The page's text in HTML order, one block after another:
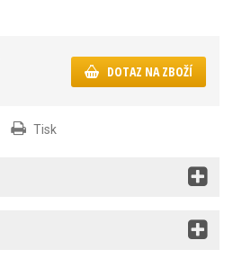
DOTAZ NA ZBOŽÍ
Tisk